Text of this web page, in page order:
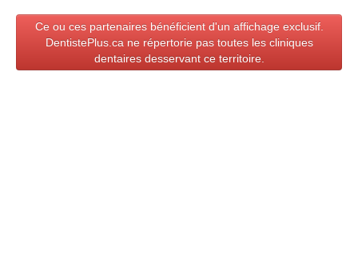
ZONE DENTISTE▼
DENTISTEPLUS.CA
Ce ou ces partenaires bénéficient d'un affichage exclusif.
DentistePlus.ca ne répertorie pas toutes les cliniques
dentaires desservant ce territoire.